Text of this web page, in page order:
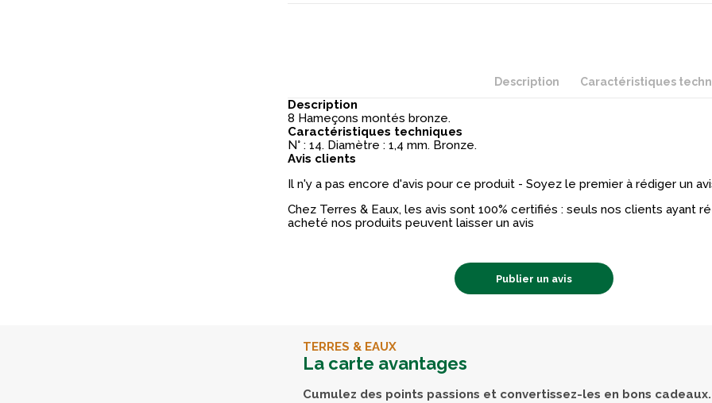
Description Caractéristiques
Description
8 Hameçons montés bronze.
Caractéristiques techniques
N° : 14. Diamètre : 1,4 mm. Bronze.
Avis clients
Il n'y a pas encore d'avis pour ce produit - Soyez le premier à rédiger un
Chez Terres & Eaux, les avis sont 100% certifiés : seuls nos clients ayant
acheté nos produits peuvent laisser un avis
Publier un avis
TERRES & EAUX
La carte avantages
Cumulez des points passions et convertissez-les en bons cadeaux.